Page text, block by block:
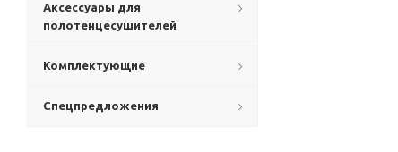
Аксессуары для
полотенцесушителей
Комплектующие
Спецпредложения